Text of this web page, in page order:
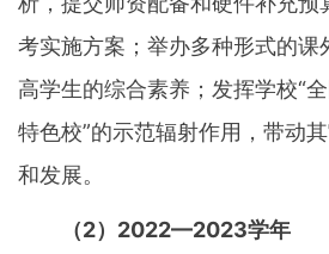
考实施方案；举办多种形式的课
高学生的综合素养；发挥学校“
特色校”的示范辐射作用，带动
和发展。
（2）2022—2023学年